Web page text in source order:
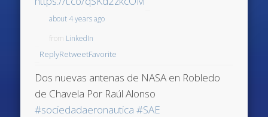
about 4 years ago
from LinkedIn
ReplyRetweetFavorite
Dos nuevas antenas de NASA en Robledo
de Chavela Por Raúl Alonso
#sociedadaeronautica #SAE